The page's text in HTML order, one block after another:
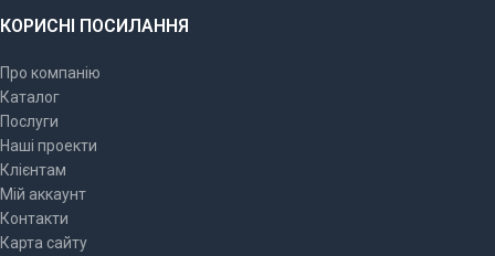
КОРИСНІ ПОСИЛАННЯ
Про компанію
Каталог
Послуги
Наші проекти
Клієнтам
Мій аккаунт
Контакти
Карта сайту